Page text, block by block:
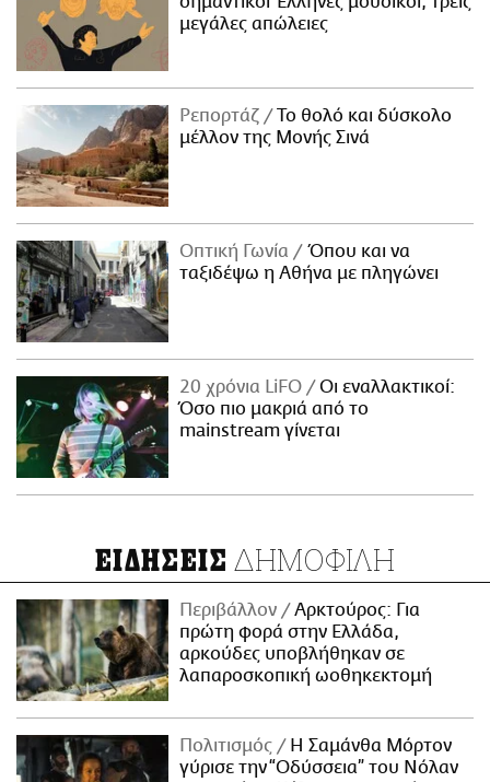
μεγάλες απώλειες
Ρεπορτάζ
Το θολό και δύσκολο
μέλλον της Μονής Σινά
Οπτική Γωνία
Όπου και να
ταξιδέψω η Αθήνα με πληγώνει
20 χρόνια LiFO
Οι εναλλακτικοί:
Όσο πιο μακριά από το
mainstream γίνεται
ΕΙΔΗΣΕΙΣ ΔΗΜΟΦΙΛΗ
Περιβάλλον
Αρκτούρος: Για
πρώτη φορά στην Ελλάδα,
αρκούδες υποβλήθηκαν σε
λαπαροσκοπική ωοθηκεκτομή
Πολιτισμός
Η Σαμάνθα Μόρτον
γύρισε την “Οδύσσεια” του Νόλαν